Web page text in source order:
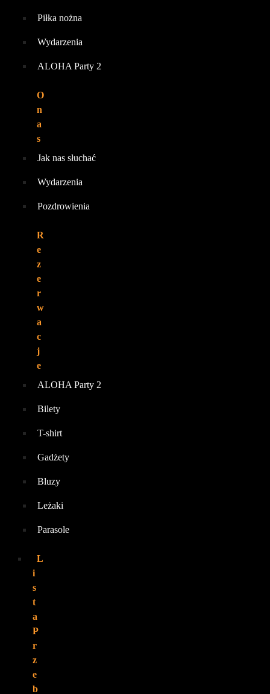
Piłka nożna
Wydarzenia
ALOHA Party 2
O
n
a
s
Jak nas słuchać
Wydarzenia
Pozdrowienia
R
e
z
e
r
w
a
c
j
e
ALOHA Party 2
Bilety
T-shirt
Gadżety
Bluzy
Leżaki
Parasole
L
i
s
t
a
P
r
z
e
b